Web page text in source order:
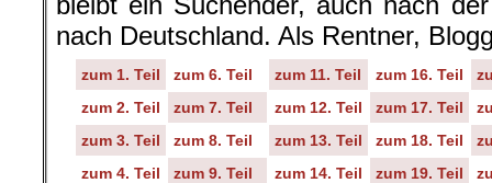
nach Deutschland. Als Rentner,
zum 1. Teil zum 6. Teil zum 11. Teil zum 16. Teil
zum 2. Teil
zum 7. Teil zum 12. Teil zum 17. Teil
zum 3. Teil
zum 8. Teil zum 13. Teil zum 18. Teil
zum 4. Teil
zum 9. Teil zum 14. Teil zum 19. Teil